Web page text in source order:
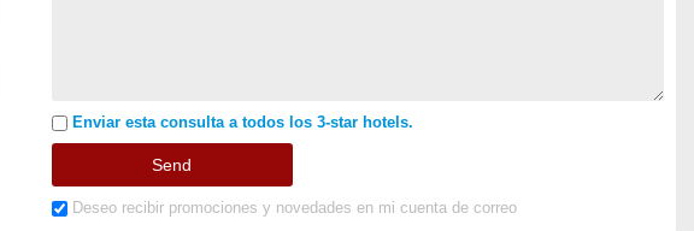
Enviar esta consulta a todos los 3-star hotels.
Deseo recibir promociones y novedades en mi cuenta de correo